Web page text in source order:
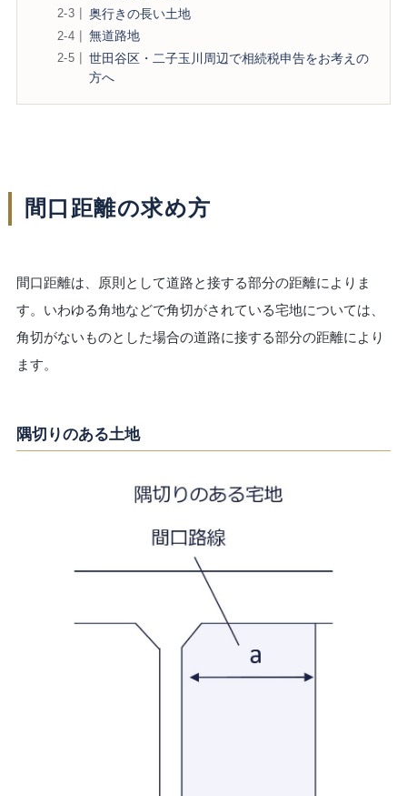
奥行きの長い土地
無道路地
世田谷区・二子玉川周辺で相続税申告をお考えの
方へ
間口距離の求め方
間口距離は、原則として道路と接する部分の距離によりま
す。いわゆる角地などで角切がされている宅地については、
角切がないものとした場合の道路に接する部分の距離により
ます。
隅切りのある土地